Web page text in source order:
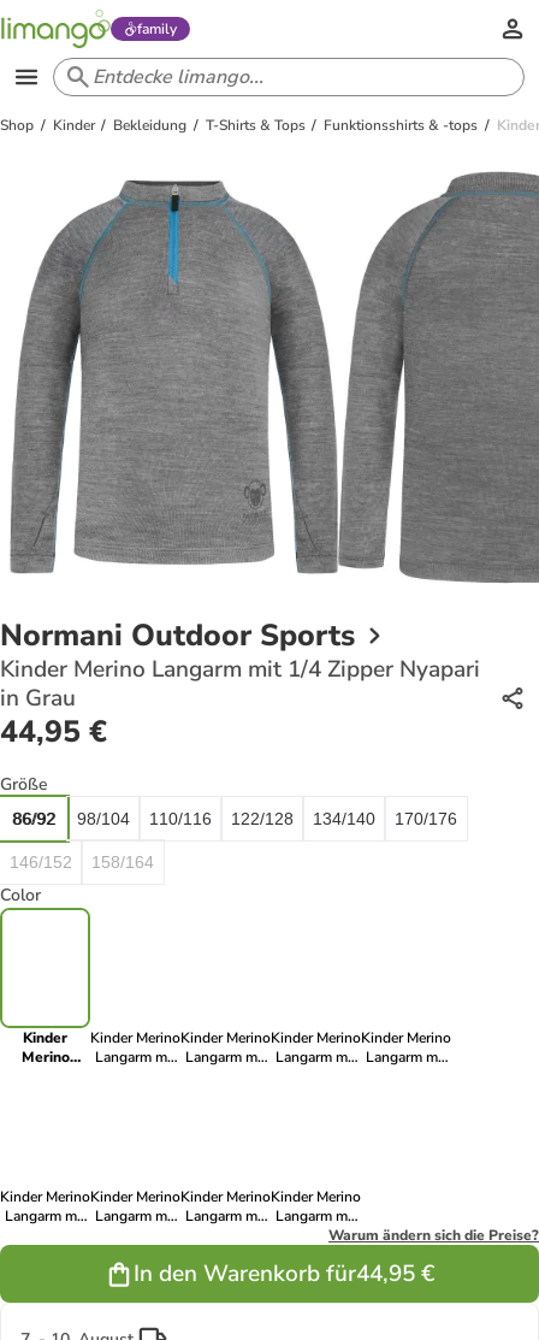
family
Shop Kinder Bekleidung T-Shirts & Tops Funktionsshirts & -tops
Normani Outdoor Sports
Kinder Merino Langarm mit 1/4 Zipper Nyapari
in Grau
44,95 €
Größe
86/92 98/104 110/116 122/128 134/140 170/176
146/152 158/164
Color
Kinder
Merino
Kinder Merino
Langarm mit
Kinder Merino
Langarm mit
Kinder Merino
Langarm mit
Kinder Merino
Langarm mit
Kinder Merino
Langarm mit
Kinder Merino
Langarm mit
Navy
Kinder Merino
Langarm mit
Blau
Kinder Merino
Langarm mit
1/4 Zipper
Gelb
Warum ändern sich die Preise?
In den Warenkorb für44,95 €